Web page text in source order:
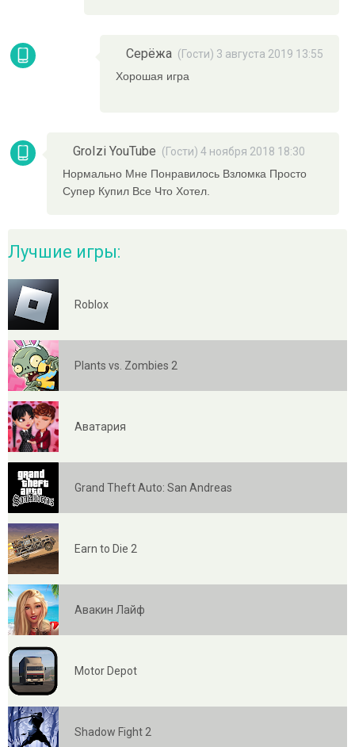
Серёжа (Гости) 3 августа 2019 13:55
Хорошая игра
GroIzi YouTube (Гости) 4 ноября 2018 18:30
Нормально Мне Понравилось Взломка Просто
Супер Купил Все Что Хотел.
Лучшие игры:
Roblox
Plants vs. Zombies 2
Аватария
Grand Theft Auto: San Andreas
Earn to Die 2
Авакин Лайф
Motor Depot
Shadow Fight 2